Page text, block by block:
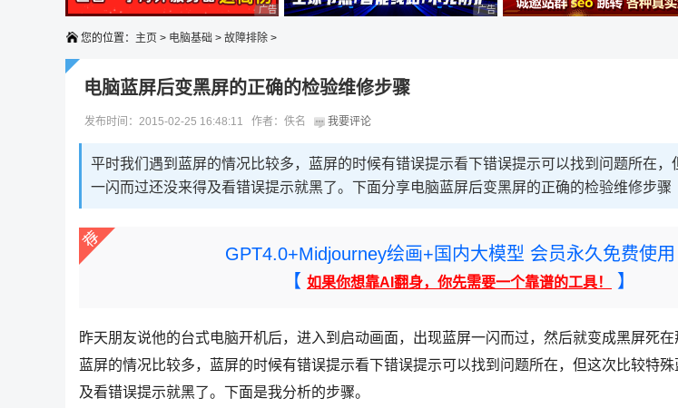
广告 商业广告，理性选择 广告 商业广告，理性选择
您的位置： 主页 > 电脑基础 > 故障排除 >
电脑蓝屏后变黑屏的正确的检验维修步骤
发布时间：2015-02-25 16:48:11 作者：佚名 我要评论
平时我们遇到蓝屏的情况比较多，蓝屏的时候有错误提示看下错误提示可以找到问题所在，
一闪而过还没来得及看错误提示就黑了。下面分享电脑蓝屏后变黑屏的正确的检验维修步骤
GPT4.0+Midjourney绘画+国内大模型 会员永久免费使用
【 如果你想靠AI翻身，你先需要一个靠谱的工具！ 】
昨天朋友说他的台式电脑开机后，进入到启动画面，出现蓝屏一闪而过，然后就变成黑屏死在
蓝屏的情况比较多，蓝屏的时候有错误提示看下错误提示可以找到问题所在，但这次比较特
及看错误提示就黑了。下面是我分析的步骤。